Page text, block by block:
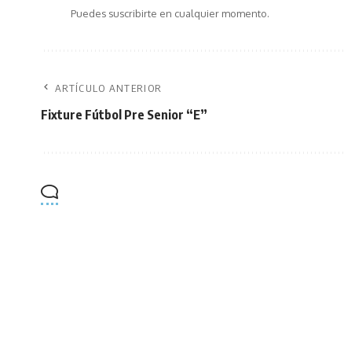
Puedes suscribirte en cualquier momento.
ARTÍCULO ANTERIOR
Fixture Fútbol Pre Senior “E”